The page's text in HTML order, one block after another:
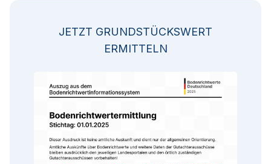
JETZT GRUNDSTÜCKSWERT
ERMITTELN